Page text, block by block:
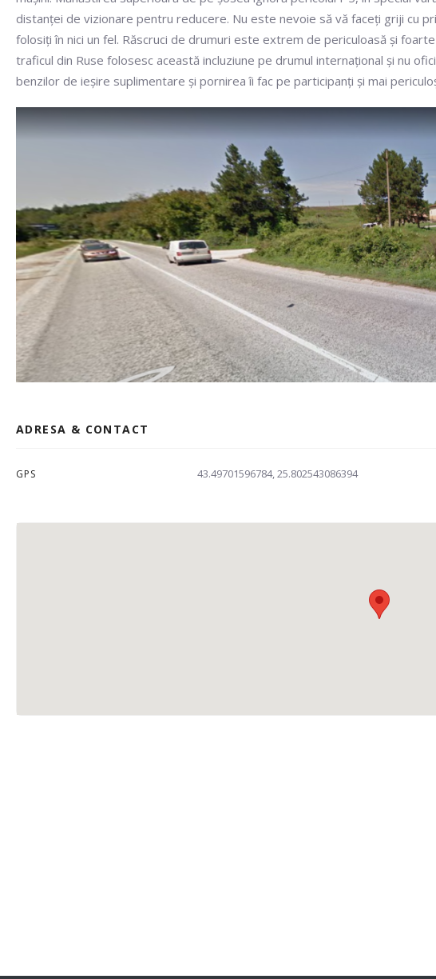
distanței de vizionare pentru reducere. Nu este nevoie să vă faceți griji cu
folosiți în nici un fel. Răscruci de drumuri este extrem de periculoasă și
traficul din Ruse folosesc această incluziune pe drumul internațional și nu
benzilor de ieșire suplimentare și pornirea îi fac pe participanți și mai
ADRESA & CONTACT
GPS 43.49701596784, 25.802543086394